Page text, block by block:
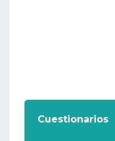
Cuestionarios